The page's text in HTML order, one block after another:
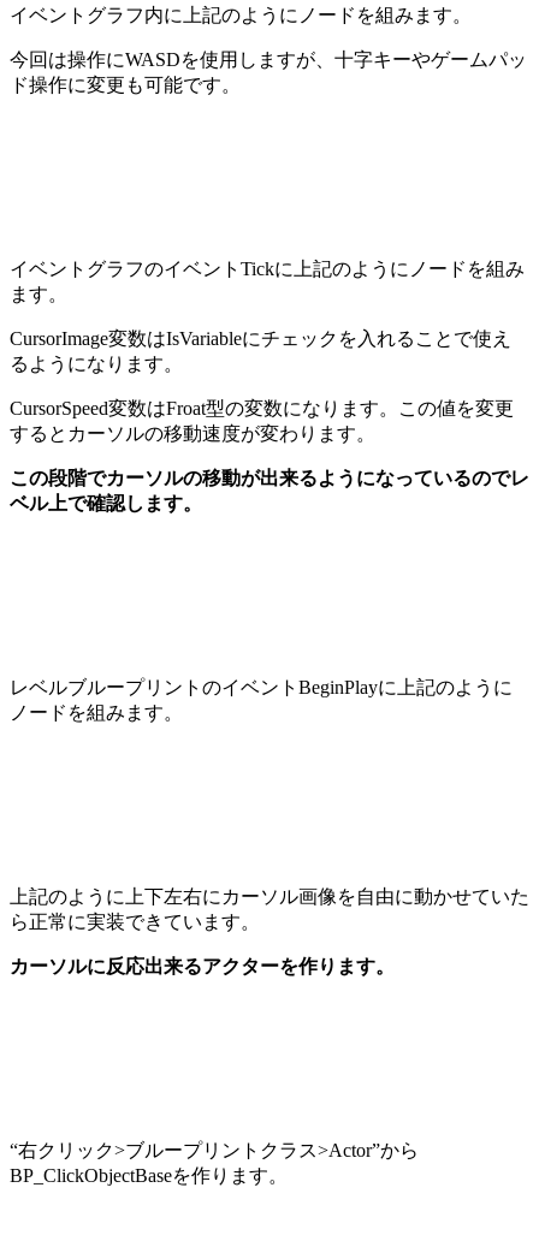
イベントグラフ内に上記のようにノードを組みます。
今回は操作にWASDを使用しますが、十字キーやゲームパッ
ド操作に変更も可能です。
イベントグラフのイベントTickに上記のようにノードを組み
ます。
CursorImage変数はIsVariableにチェックを入れることで使え
るようになります。
CursorSpeed変数はFroat型の変数になります。この値を変更
するとカーソルの移動速度が変わります。
この段階でカーソルの移動が出来るようになっているのでレ
ベル上で確認します。
レベルブループリントのイベントBeginPlayに上記のように
ノードを組みます。
上記のように上下左右にカーソル画像を自由に動かせていた
ら正常に実装できています。
カーソルに反応出来るアクターを作ります。
“右クリック>ブループリントクラス>Actor”から
BP_ClickObjectBaseを作ります。